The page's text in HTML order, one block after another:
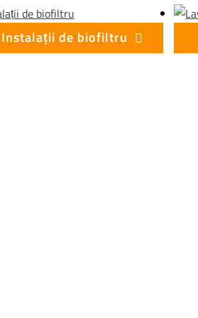
Instalații de biofiltru